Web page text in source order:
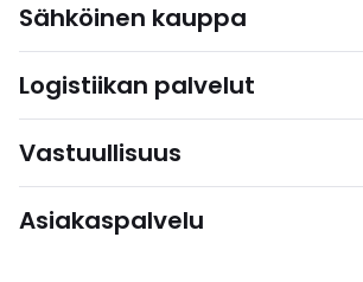
Sähköinen kauppa
Logistiikan palvelut
Vastuullisuus
Asiakaspalvelu